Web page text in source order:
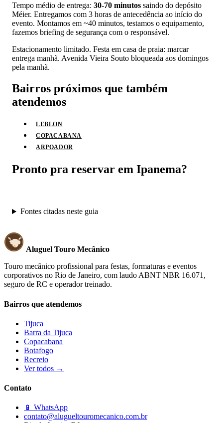
Tempo médio de entrega: 30-70 minutos saindo do depósito
Méier. Entregamos com 3 horas de antecedência ao início do
evento. Montamos em ~40 minutos, testamos o equipamento,
fazemos briefing de segurança com o responsável.
Estacionamento limitado. Festa em casa de praia: marcar
entrega manhã. Avenida Vieira Souto bloqueada aos domingos
pela manhã.
Bairros próximos que também
atendemos
LEBLON
COPACABANA
ARPOADOR
Pronto pra reservar em Ipanema?
Fontes citadas neste guia
Aluguel Touro Mecânico
Touro mecânico profissional para festas, formaturas e eventos
corporativos no Rio de Janeiro, com laudo ABNT NBR 16.071,
seguro de RC e operador treinado.
Bairros que atendemos
Tijuca
Barra da Tijuca
Copacabana
Botafogo
Recreio
Ver todos →
Contato
📱 WhatsApp
contato@alugueltouromecanico.com.br